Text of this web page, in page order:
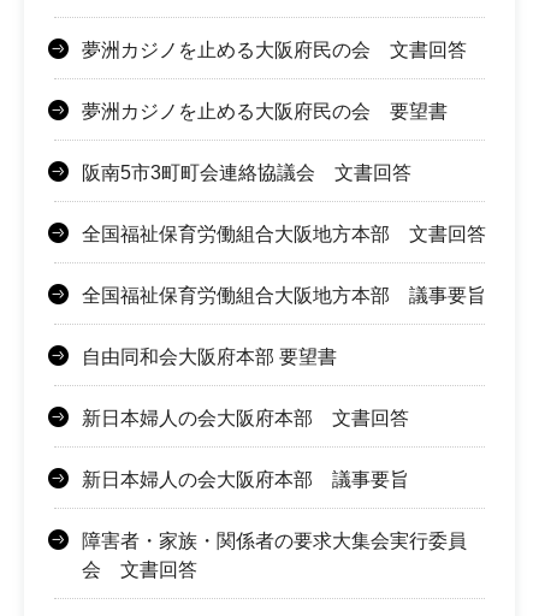
夢洲カジノを止める大阪府民の会 文書回答
夢洲カジノを止める大阪府民の会 要望書
阪南5市3町町会連絡協議会 文書回答
全国福祉保育労働組合大阪地方本部 文書回答
全国福祉保育労働組合大阪地方本部 議事要旨
自由同和会大阪府本部 要望書
新日本婦人の会大阪府本部 文書回答
新日本婦人の会大阪府本部 議事要旨
障害者・家族・関係者の要求大集会実行委員
会 文書回答